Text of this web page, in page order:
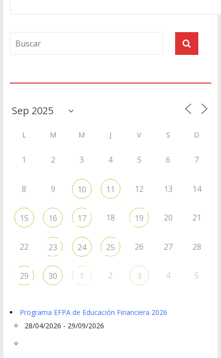
L M M J V S D
1 2 3 4 5 6 7
8 9 10 11 12 13 14
15 16 17 18 19 20 21
22 23 24 25 26 27 28
29 30 1 2 3 4 5
Programa EFPA de Educación Financiera 2026
28/04/2026 - 29/09/2026